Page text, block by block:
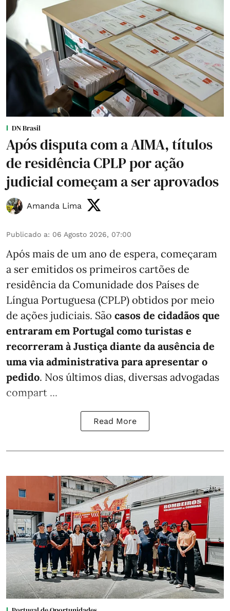
DN Brasil
Após disputa com a AIMA, títulos
de residência CPLP por ação
judicial começam a ser aprovados
Amanda Lima
Publicado a: 06 Agosto 2026, 07:00
Após mais de um ano de espera, começaram
a ser emitidos os primeiros cartões de
residência da Comunidade dos Países de
Língua Portuguesa (CPLP) obtidos por meio
de ações judiciais. São casos de cidadãos que
entraram em Portugal como turistas e
recorreram à Justiça diante da ausência de
uma via administrativa para apresentar o
pedido. Nos últimos dias, diversas advogadas
compart ...
Read More